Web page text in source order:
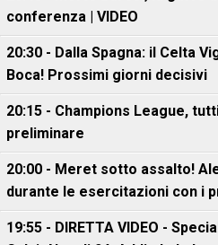
conferenza | VIDEO
20:30 - Dalla Spagna: il Celta
Boca! Prossimi giorni decisivi
20:15 - Champions League,
preliminare
20:00 - Meret sotto assalto!
durante le esercitazioni con i
19:55 - DIRETTA VIDEO -